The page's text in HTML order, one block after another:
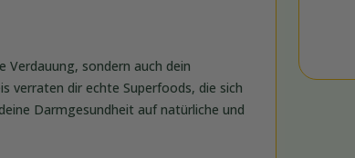
Verdauung, sondern auch dein
verraten dir echte Superfoods, die sich
Darmgesundheit auf natürliche und